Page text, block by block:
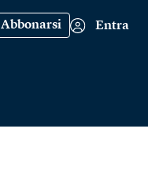
Abbonarsi Entra